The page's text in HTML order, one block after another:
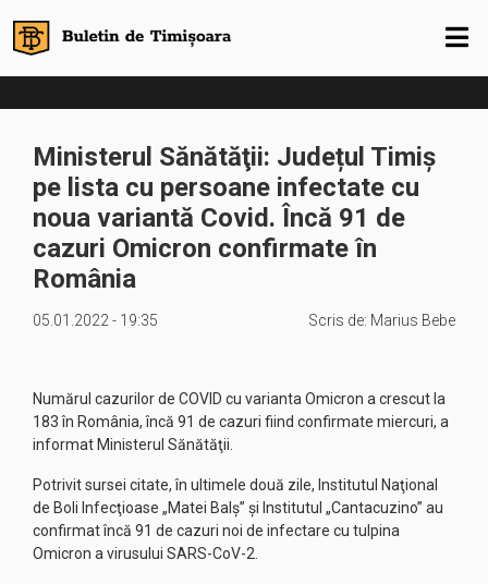
Ministerul Sănătăţii: Județul Timiș
pe lista cu persoane infectate cu
noua variantă Covid. Încă 91 de
cazuri Omicron confirmate în
România
05.01.2022 - 19:35 Scris de: Marius Bebe
Numărul cazurilor de COVID cu varianta Omicron a crescut la
183 în România, încă 91 de cazuri fiind confirmate miercuri, a
informat Ministerul Sănătăţii.
Potrivit sursei citate, în ultimele două zile, Institutul Naţional
de Boli Infecţioase „Matei Balş” şi Institutul „Cantacuzino” au
confirmat încă 91 de cazuri noi de infectare cu tulpina
Omicron a virusului SARS-CoV-2.